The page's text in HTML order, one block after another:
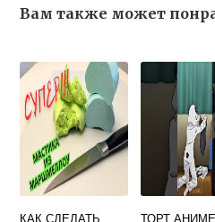
Вам также может
КАК СДЕЛАТЬ
ТОРТ АНИМЕ